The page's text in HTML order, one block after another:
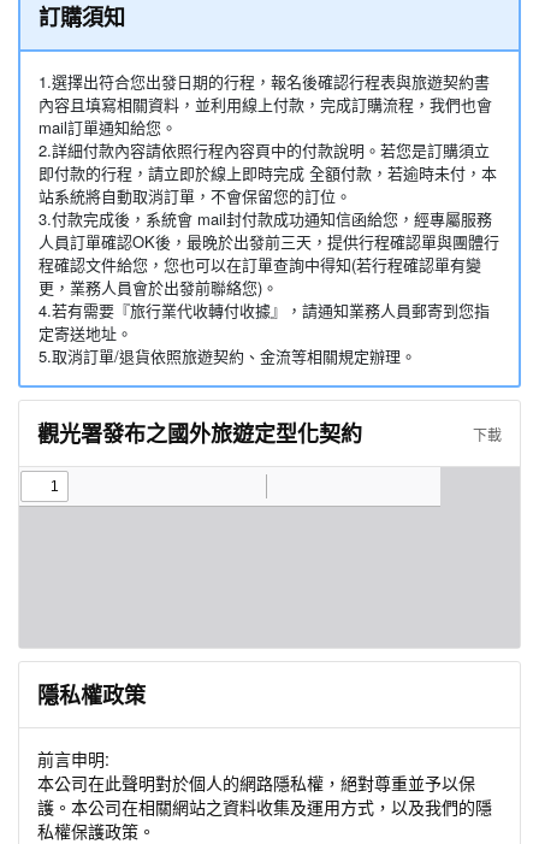
訂購須知
1.選擇出符合您出發日期的行程，報名後確認行程表與旅遊契約書
內容且填寫相關資料，並利用線上付款，完成訂購流程，我們也會
mail訂單通知給您。
2.詳細付款內容請依照行程內容頁中的付款說明。若您是訂購須立
即付款的行程，請立即於線上即時完成 全額付款，若逾時未付，本
站系統將自動取消訂單，不會保留您的訂位。
3.付款完成後，系統會 mail封付款成功通知信函給您，經專屬服務
人員訂單確認OK後，最晚於出發前三天，提供行程確認單與團體行
程確認文件給您，您也可以在訂單查詢中得知(若行程確認單有變
更，業務人員會於出發前聯絡您)。
4.若有需要『旅行業代收轉付收據』，請通知業務人員郵寄到您指
定寄送地址。
5.取消訂單/退貨依照旅遊契約、金流等相關規定辦理。
觀光署發布之國外旅遊定型化契約 下載
隱私權政策
前言申明:
本公司在此聲明對於個人的網路隱私權，絕對尊重並予以保
護。本公司在相關網站之資料收集及運用方式，以及我們的隱
私權保護政策。